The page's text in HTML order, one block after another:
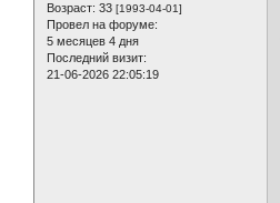
Возраст: 33 [1993-04-01]
Провел на форуме:
5 месяцев 4 дня
Последний визит:
21-06-2026 22:05:19